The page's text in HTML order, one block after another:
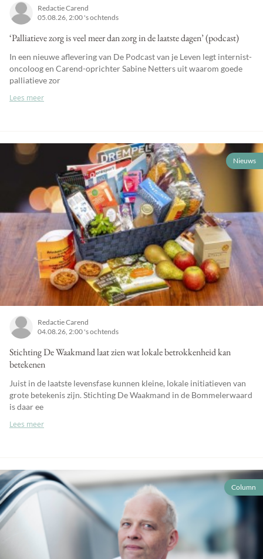
Redactie Carend
05.08.26, 2:00 's ochtends
‘Palliatieve zorg is veel meer dan zorg in de laatste dagen’ (podcast)
In een nieuwe aflevering van De Podcast van je Leven legt internist-
oncoloog en Carend-oprichter Sabine Netters uit waarom goede
palliatieve zor
Lees meer
Nieuws
Redactie Carend
04.08.26, 2:00 's ochtends
Stichting De Waakmand laat zien wat lokale betrokkenheid kan
betekenen
Juist in de laatste levensfase kunnen kleine, lokale initiatieven van
grote betekenis zijn. Stichting De Waakmand in de Bommelerwaard
is daar ee
Lees meer
Column